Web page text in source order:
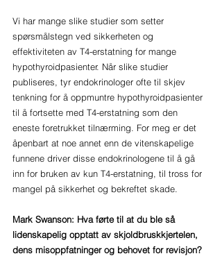
Vi har mange slike studier som setter
spørsmålstegn ved sikkerheten og
effektiviteten av T4-erstatning for mange
hypothyroidpasienter. Når slike studier
publiseres, tyr endokrinologer ofte til skjev
tenkning for å oppmuntre hypothyroidpasienter
til å fortsette med T4-erstatning som den
eneste foretrukket tilnærming. For meg er det
åpenbart at noe annet enn de vitenskapelige
funnene driver disse endokrinologene til å gå
inn for bruken av kun T4-erstatning, til tross for
mangel på sikkerhet og bekreftet skade.
Mark Swanson: Hva førte til at du ble så
lidenskapelig opptatt av skjoldbruskkjertelen,
dens misoppfatninger og behovet for revisjon?